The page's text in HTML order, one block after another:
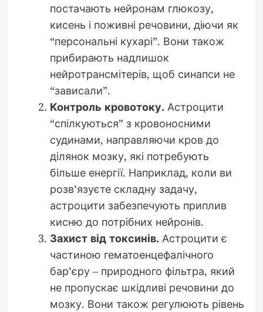
постачають нейронам глюкозу,
кисень і поживні речовини, діючи як
“персональні кухарі”. Вони також
прибирають надлишок
нейротрансмітерів, щоб синапси не
“зависали”.
Контроль кровотоку. Астроцити
“спілкуються” з кровоносними
судинами, направляючи кров до
ділянок мозку, які потребують
більше енергії. Наприклад, коли ви
розв’язуєте складну задачу,
астроцити забезпечують приплив
кисню до потрібних нейронів.
Захист від токсинів. Астроцити є
частиною гематоенцефалічного
бар’єру – природного фільтра, який
не пропускає шкідливі речовини до
мозку. Вони також регулюють рівень